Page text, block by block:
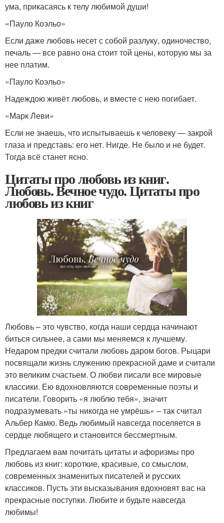
ума, прикасаясь к телу любимой души!
«Пауло Коэльо»
Если даже любовь несет с собой разлуку, одиночество,
печаль — все равно она стоит той цены, которую мы за
нее платим.
«Пауло Коэльо»
Надеждою живёт любовь, и вместе с нею погибает.
«Марк Леви»
Если не знаешь, что испытываешь к человеку — закрой
глаза и представь: его нет. Нигде. Не было и не будет.
Тогда всё станет ясно.
Цитаты про любовь из книг.
Любовь. Вечное чудо. Цитаты про
любовь из книг
Любовь – это чувство, когда наши сердца начинают
биться сильнее, а сами мы меняемся к лучшему.
Недаром предки считали любовь даром богов. Рыцари
посвящали жизнь служению прекрасной даме и считали
это великим счастьем. О любви писали все мировые
классики. Ею вдохновляются современные поэты и
писатели. Говорить «я люблю тебя», значит
подразумевать «ты никогда не умрёшь» – так считал
Альбер Камю. Ведь любимый навсегда поселяется в
сердце любящего и становится бессмертным.
Предлагаем вам почитать цитаты и афоризмы про
любовь из книг: короткие, красивые, со смыслом,
современных знаменитых писателей и русских
классиков. Пусть эти высказывания вдохновят вас на
прекрасные поступки. Любите и будьте навсегда
любимы!